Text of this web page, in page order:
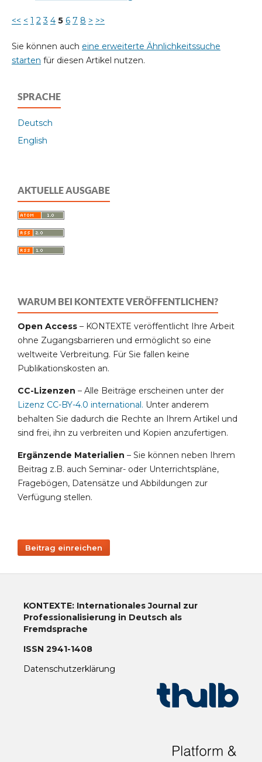
<< < 1 2 3 4 5 6 7 8 > >>
Sie können auch eine erweiterte Ähnlichkeitssuche
starten für diesen Artikel nutzen.
SPRACHE
Deutsch
English
AKTUELLE AUSGABE
WARUM BEI KONTEXTE VERÖFFENTLICHEN?
Open Access – KONTEXTE veröffentlicht Ihre Arbeit
ohne Zugangsbarrieren und ermöglicht so eine
weltweite Verbreitung. Für Sie fallen keine
Publikationskosten an.
CC-Lizenzen – Alle Beiträge erscheinen unter der
Lizenz CC-BY-4.0 international. Unter anderem
behalten Sie dadurch die Rechte an Ihrem Artikel und
sind frei, ihn zu verbreiten und Kopien anzufertigen.
Ergänzende Materialien – Sie können neben Ihrem
Beitrag z.B. auch Seminar- oder Unterrichtspläne,
Fragebögen, Datensätze und Abbildungen zur
Verfügung stellen.
Beitrag einreichen
KONTEXTE: Internationales Journal zur
Professionalisierung in Deutsch als
Fremdsprache
ISSN 2941-1408
Datenschutzerklärung